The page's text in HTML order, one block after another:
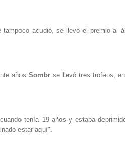
tampoco acudió, se llevó el premio al
años Sombr se llevó tres trofeos,
tenía 19 años y estaba
estar aquí".